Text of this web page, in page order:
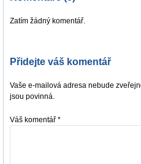
Zatím žádný komentář.
Přidejte váš komentář
Vaše e-mailová adresa nebude
jsou povinná.
Váš komentář *